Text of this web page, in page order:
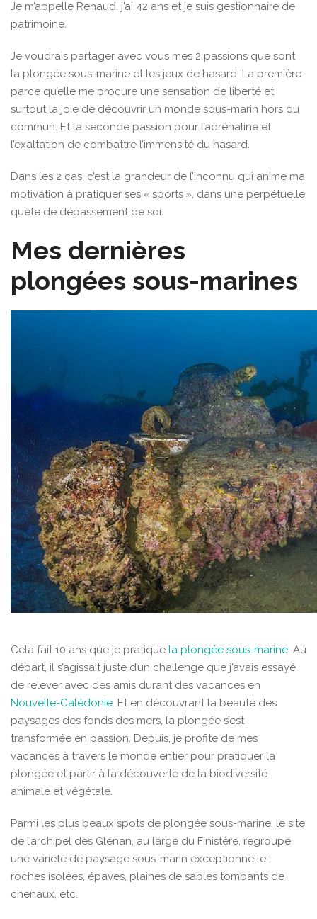
Je m’appelle Renaud, j’ai 42 ans et je suis gestionnaire de
patrimoine.
Je voudrais partager avec vous mes 2 passions que sont
la plongée sous-marine et les jeux de hasard. La première
parce qu’elle me procure une sensation de liberté et
surtout la joie de découvrir un monde sous-marin hors du
commun. Et la seconde passion pour l’adrénaline et
l’exaltation de combattre l’immensité du hasard.
Dans les 2 cas, c’est la grandeur de l’inconnu qui anime ma
motivation à pratiquer ses « sports », dans une perpétuelle
quête de dépassement de soi.
Mes dernières
plongées sous-marines
Cela fait 10 ans que je pratique la plongée sous-marine. Au
départ, il s’agissait juste d’un challenge que j’avais essayé
de relever avec des amis durant des vacances en
Nouvelle-Calédonie. Et en découvrant la beauté des
paysages des fonds des mers, la plongée s’est
transformée en passion. Depuis, je profite de mes
vacances à travers le monde entier pour pratiquer la
plongée et partir à la découverte de la biodiversité
animale et végétale.
Parmi les plus beaux spots de plongée sous-marine, le site
de l’archipel des Glénan, au large du Finistère, regroupe
une variété de paysage sous-marin exceptionnelle :
roches isolées, épaves, plaines de sables tombants de
chenaux, etc.